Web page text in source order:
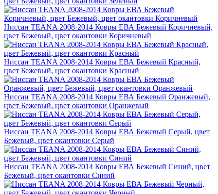
Ниссан TEANA 2008-2014 Ковры ЕВА Бежевый Коричневый,
цвет Бежевый, цвет окантовки Коричневый
Ниссан TEANA 2008-2014 Ковры ЕВА Бежевый Красный,
цвет Бежевый, цвет окантовки Красный
Ниссан TEANA 2008-2014 Ковры ЕВА Бежевый Оранжевый,
цвет Бежевый, цвет окантовки Оранжевый
Ниссан TEANA 2008-2014 Ковры ЕВА Бежевый Серый, цвет
Бежевый, цвет окантовки Серый
Ниссан TEANA 2008-2014 Ковры ЕВА Бежевый Синий, цвет
Бежевый, цвет окантовки Синий